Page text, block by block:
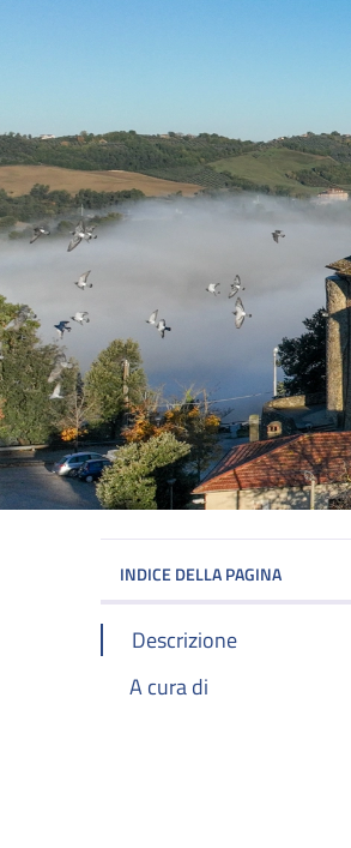
INDICE DELLA PAGINA
Descrizione
A cura di